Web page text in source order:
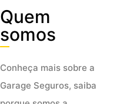
Quem
somos
Conheça mais sobre a
Garage Seguros, saiba